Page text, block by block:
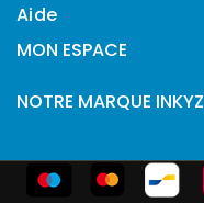
Aide
MON ESPACE
NOTRE MARQUE INKYZ